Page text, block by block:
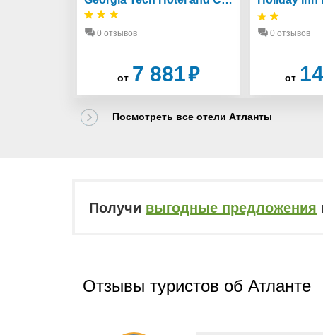
0 отзывов
от 7 881₽
0 отзывов
от
Посмотреть все отели Атланты
Получи выгодные предложения
Отзывы туристов об Атланте